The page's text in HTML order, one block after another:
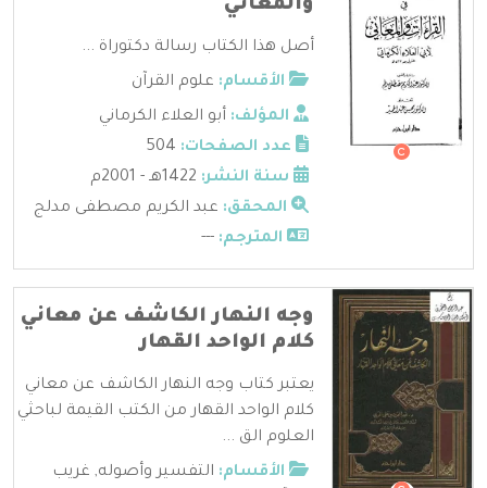
والمعاني
أصل هذا الكتاب رسالة دكتوراة ...
الأقسام: علوم القرآن
المؤلف: أبو العلاء الكرماني
عدد الصفحات:
سنة النشر:
المحقق: عبد الكريم مصطفى مدلج
المترجم: ---
وجه النهار الكاشف عن معاني
كلام الواحد القهار
يعتبر كتاب وجه النهار الكاشف عن معاني
كلام الواحد القهار من الكتب القيمة لباحثي
العلوم الق ...
الأقسام: التفسير وأصوله, غريب